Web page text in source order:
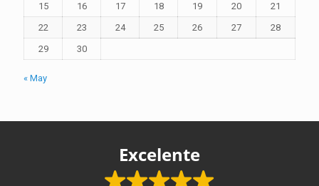
15
16 17 18 19 20
21
22
23 24 25 26 27
28
29
30
« May
Excelente